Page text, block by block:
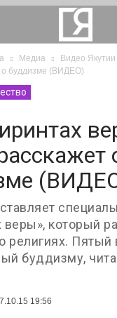
Медиа Видео Якутии
буддизме (ВИДЕО)
веры», который
религиях. Пятый
буддизму,
19:56